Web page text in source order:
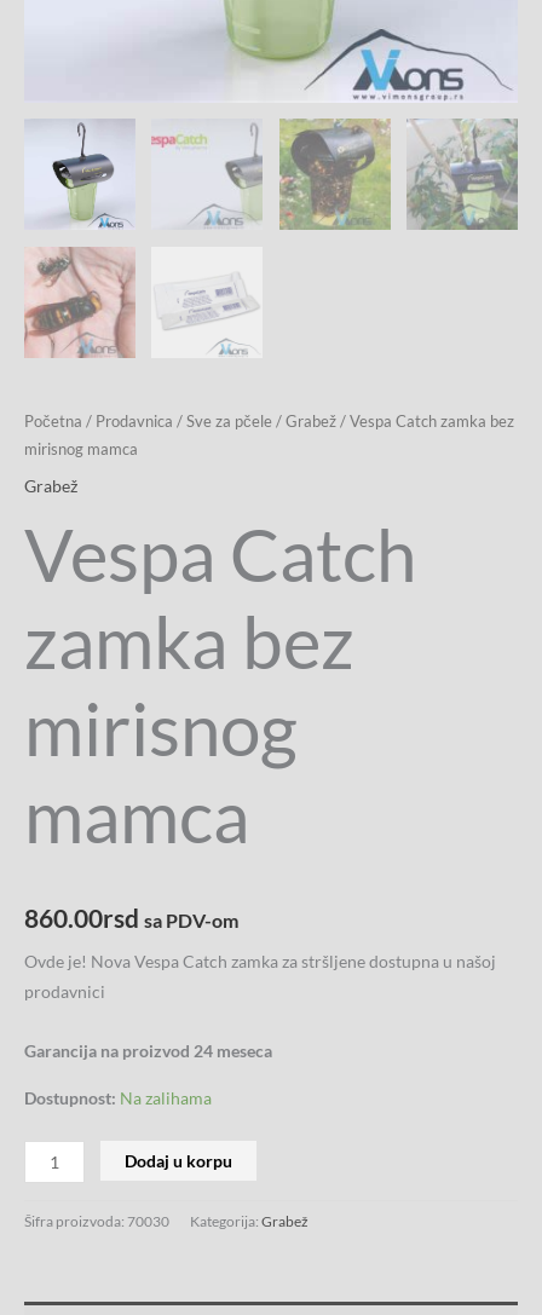
Početna / Prodavnica / Sve za pčele / Grabež / Vespa Catch zamka bez
mirisnog mamca
Grabež
Vespa Catch
zamka bez
mirisnog
mamca
860.00rsd sa PDV-om
Ovde je! Nova Vespa Catch zamka za stršljene dostupna u našoj
prodavnici
Garancija na proizvod 24 meseca
Dostupnost: Na zalihama
Dodaj u korpu
Šifra proizvoda: 70030 Kategorija: Grabež